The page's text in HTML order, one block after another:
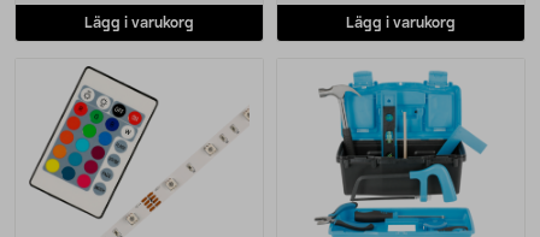
Lägg i varukorg Lägg i varukorg